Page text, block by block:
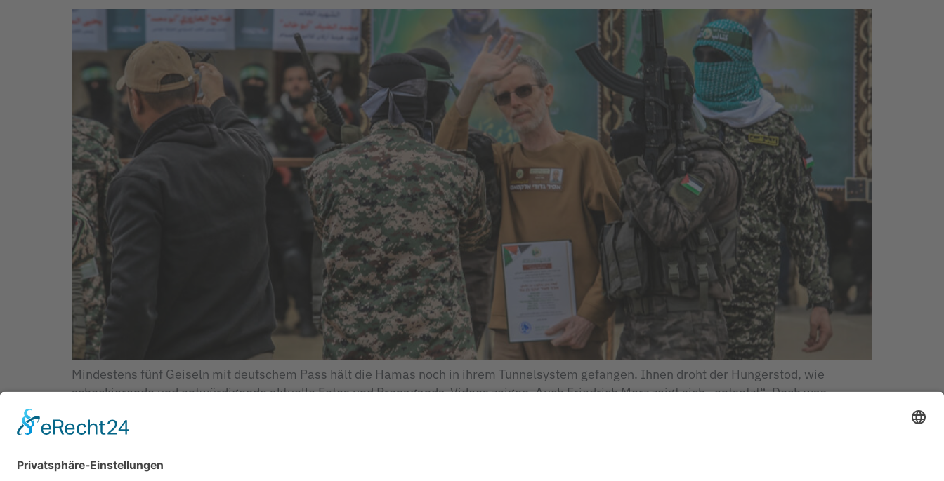
Mindestens fünf Geiseln mit deutschem Pass hält die Hamas noch in ihrem Tunnelsystem gefangen. Ihnen droht der Hungerstod, wie
schockierende und entwürdigende aktuelle Fotos und Propaganda-Videos zeigen. Auch Friedrich Merz zeigt sich „entsetzt“. Doch was
höhere […]